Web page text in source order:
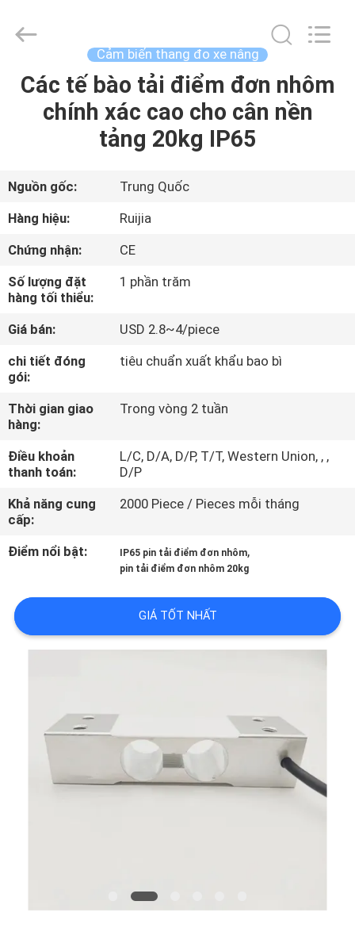
TRANG
CHỦ
SẢN
PHẨM
VỀ
TÔI
THAM
QUAN
NHÀ
MÁY
KIỂM
CHẤT
LƯỢNG
CHÚNG
Ruijia
Measurement
Rights
Cảm biến thang đo xe nâng
Các tế bào tải điểm đơn nhôm
chính xác cao cho cân nền
tảng 20kg IP65
Nguồn gốc:
Trung Quốc
Hàng hiệu:
Ruijia
Chứng nhận:
CE
Số lượng đặt
hàng tối thiểu:
1 phần trăm
Giá bán:
USD 2.8~4/piece
chi tiết đóng
gói:
tiêu chuẩn xuất khẩu bao bì
Thời gian giao
hàng:
Trong vòng 2 tuần
Điều khoản
thanh toán:
L/C, D/A, D/P, T/T, Western Union, , ,
D/P
Khả năng cung
cấp:
2000 Piece / Pieces mỗi tháng
Điểm nổi bật: IP65 pin tải điểm đơn nhôm,
pin tải điểm đơn nhôm 20kg
GIÁ TỐT NHẤT